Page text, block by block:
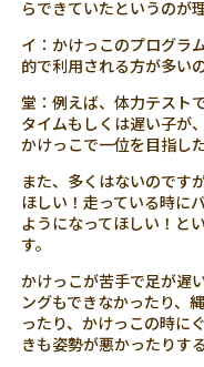
らできていたというのが
イ：かけっこのプログラ
的で利用される方が多い
堂：例えば、体力テスト
タイムもしくは遅い子が
かけっこで一位を目指し
また、多くはないのです
ほしい！走っている時に
ようになってほしい！と
す。
かけっこが苦手で足が遅
ングもできなかったり、
ったり、かけっこの時に
きも姿勢が悪かったりす